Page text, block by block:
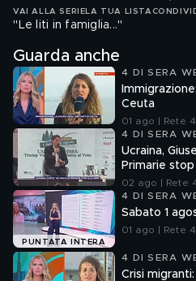
VAI ALLA SERIE LA TUA LISTA
''Le liti in famiglia...''
Guarda anche
4 DI SERA
Ceuta
01 ago | Rete 4
4 DI SERA
Ucraina,
Primarie
02 ago | Rete
PUNTATA INTERA
4 DI SERA
Sabato 1
01 ago | Rete 4
4 DI SERA
Crisi